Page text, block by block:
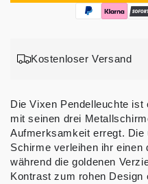
Kostenloser Versand
Die Vixen Pendelleuchte
mit seinen drei
Aufmerksamkeit erregt.
Schirme verleihen ihr einen
während die goldenen
Kontrast zum rohen Design